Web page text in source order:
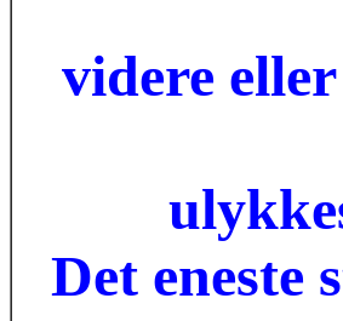
videre
Det eneste